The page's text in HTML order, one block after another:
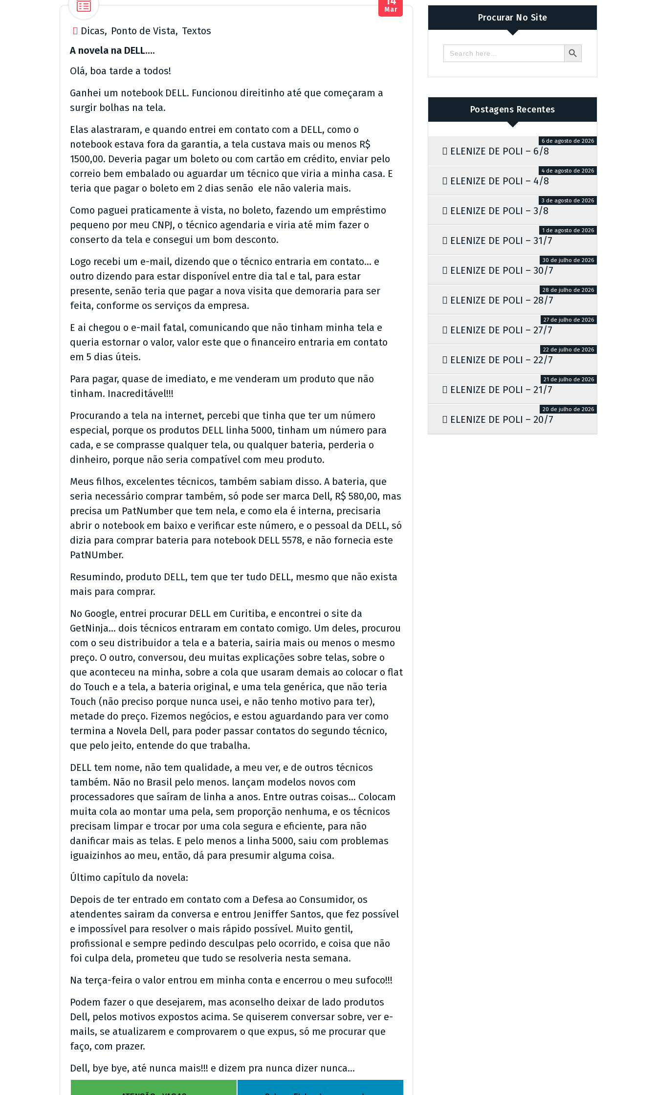
Dicas, Ponto de Vista, Textos
Mar
A novela na DELL….
Olá, boa tarde a todos!
Ganhei um notebook DELL. Funcionou direitinho até que começaram a
surgir bolhas na tela.
Elas alastraram, e quando entrei em contato com a DELL, como o
notebook estava fora da garantia, a tela custava mais ou menos R$
1500,00. Deveria pagar um boleto ou com cartão em crédito, enviar pelo
correio bem embalado ou aguardar um técnico que viria a minha casa. E
teria que pagar o boleto em 2 dias senão ele não valeria mais.
Como paguei praticamente à vista, no boleto, fazendo um empréstimo
pequeno por meu CNPJ, o técnico agendaria e viria até mim fazer o
conserto da tela e consegui um bom desconto.
Logo recebi um e-mail, dizendo que o técnico entraria em contato… e
outro dizendo para estar disponível entre dia tal e tal, para estar
presente, senão teria que pagar a nova visita que demoraria para ser
feita, conforme os serviços da empresa.
E ai chegou o e-mail fatal, comunicando que não tinham minha tela e
queria estornar o valor, valor este que o financeiro entraria em contato
em 5 dias úteis.
Para pagar, quase de imediato, e me venderam um produto que não
tinham. Inacreditável!!!
Procurando a tela na internet, percebi que tinha que ter um número
especial, porque os produtos DELL linha 5000, tinham um número para
cada, e se comprasse qualquer tela, ou qualquer bateria, perderia o
dinheiro, porque não seria compatível com meu produto.
Meus filhos, excelentes técnicos, também sabiam disso. A bateria, que
seria necessário comprar também, só pode ser marca Dell, R$ 580,00, mas
precisa um PatNumber que tem nela, e como ela é interna, precisaria
abrir o notebook em baixo e verificar este número, e o pessoal da DELL, só
dizia para comprar bateria para notebook DELL 5578, e não fornecia este
PatNUmber.
Resumindo, produto DELL, tem que ter tudo DELL, mesmo que não exista
mais para comprar.
No Google, entrei procurar DELL em Curitiba, e encontrei o site da
GetNinja… dois técnicos entraram em contato comigo. Um deles, procurou
com o seu distribuidor a tela e a bateria, sairia mais ou menos o mesmo
preço. O outro, conversou, deu muitas explicações sobre telas, sobre o
que aconteceu na minha, sobre a cola que usaram demais ao colocar o flat
do Touch e a tela, a bateria original, e uma tela genérica, que não teria
Touch (não preciso porque nunca usei, e não tenho motivo para ter),
metade do preço. Fizemos negócios, e estou aguardando para ver como
termina a Novela Dell, para poder passar contatos do segundo técnico,
que pelo jeito, entende do que trabalha.
DELL tem nome, não tem qualidade, a meu ver, e de outros técnicos
também. Não no Brasil pelo menos. lançam modelos novos com
processadores que saíram de linha a anos. Entre outras coisas… Colocam
muita cola ao montar uma pela, sem proporção nenhuma, e os técnicos
precisam limpar e trocar por uma cola segura e eficiente, para não
danificar mais as telas. E pelo menos a linha 5000, saiu com problemas
iguaizinhos ao meu, então, dá para presumir alguma coisa.
Último capítulo da novela:
Depois de ter entrado em contato com a Defesa ao Consumidor, os
atendentes sairam da conversa e entrou Jeniffer Santos, que fez possível
e impossível para resolver o mais rápido possível. Muito gentil,
profissional e sempre pedindo desculpas pelo ocorrido, e coisa que não
foi culpa dela, prometeu que tudo se resolveria nesta semana.
Na terça-feira o valor entrou em minha conta e encerrou o meu sufoco!!!
Podem fazer o que desejarem, mas aconselho deixar de lado produtos
Dell, pelos motivos expostos acima. Se quiserem conversar sobre, ver e-
mails, se atualizarem e comprovarem o que expus, só me procurar que
faço, com prazer.
Dell, bye bye, até nunca mais!!! e dizem pra nunca dizer nunca…
Procurar No Site
Search
for:
Search Button
Postagens Recentes
ELENIZE DE POLI – 6/8
6 de agosto de 2026
ELENIZE DE POLI – 4/8
4 de agosto de 2026
ELENIZE DE POLI – 3/8
3 de agosto de 2026
ELENIZE DE POLI – 31/7
1 de agosto de 2026
ELENIZE DE POLI – 30/7
30 de julho de 2026
ELENIZE DE POLI – 28/7
28 de julho de 2026
ELENIZE DE POLI – 27/7
27 de julho de 2026
ELENIZE DE POLI – 22/7
22 de julho de 2026
ELENIZE DE POLI – 21/7
21 de julho de 2026
ELENIZE DE POLI – 20/7
20 de julho de 2026